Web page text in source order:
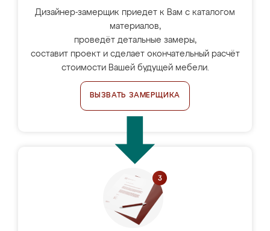
Дизайнер-замерщик приедет к Вам с каталогом
материалов,
проведёт детальные замеры,
составит проект и сделает окончательный расчёт
стоимости Вашей будущей мебели.
ВЫЗВАТЬ ЗАМЕРЩИКА